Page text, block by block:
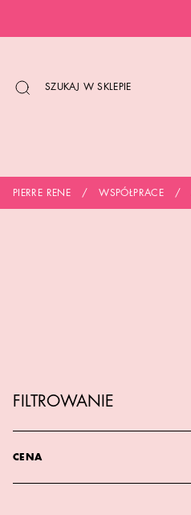
TREŚCI
SZUKAJ W SKLEPIE
PIERRE RENE WSPÓŁPRACE
FILTROWANIE
CENA